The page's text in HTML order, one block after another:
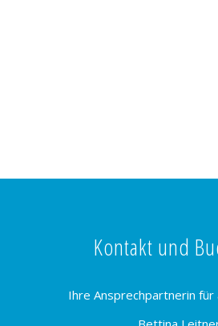
Kontakt und
Ihre Ansprechpartnerin für